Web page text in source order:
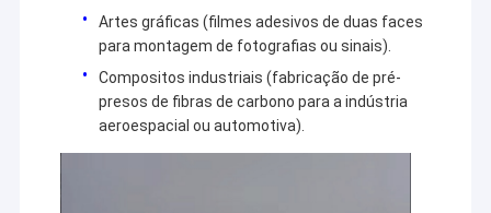
Artes gráficas (filmes adesivos de duas faces
para montagem de fotografias ou sinais).
Compositos industriais (fabricação de pré-
presos de fibras de carbono para a indústria
aeroespacial ou automotiva).